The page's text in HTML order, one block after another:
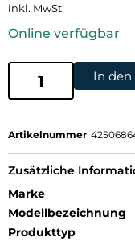
inkl. MwSt.
Online verfügbar
In
Artikelnummer
Zusätzliche
Marke
Modellbezeichnung
Produkttyp